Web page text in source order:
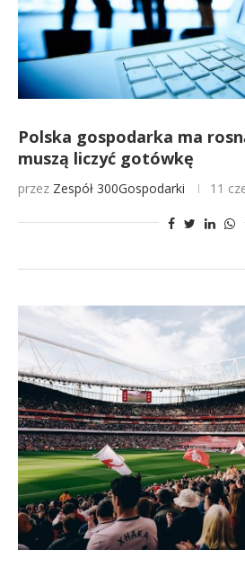
Polska gospodarka ma
muszą liczyć gotówkę
przez Zespół 300Gospodarki 11